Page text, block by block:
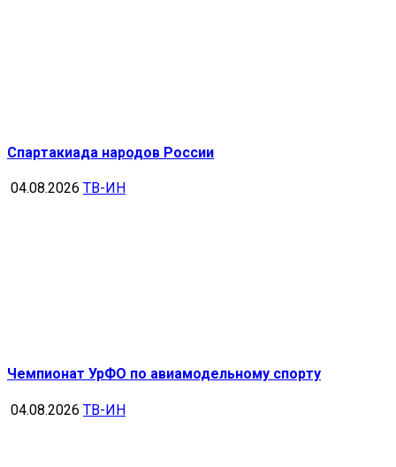
Спартакиада народов России
04.08.2026 ТВ-ИН
Чемпионат УрФО по авиамодельному спорту
04.08.2026 ТВ-ИН